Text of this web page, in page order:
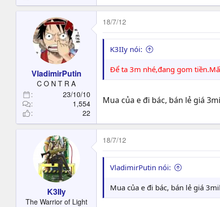
VladimirPutin
C O N T R A
23/10/10
1,554
22
18/7/12
K3IIy nói:
Để ta 3m nhé,đang gom
Mua của e đi bác, bán lẻ giá
K3IIy
The Warrior of Light
18/7/12
VladimirPutin nói:
Mua của e đi bác, bán lẻ giá